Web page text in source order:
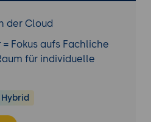
und Optimierung
Suricata-Regeln:
spezifischer
Leistungsfähigkeit:
Nutzung von
der Cloud
Fokus aufs Fachliche
für individuelle
Hybrid